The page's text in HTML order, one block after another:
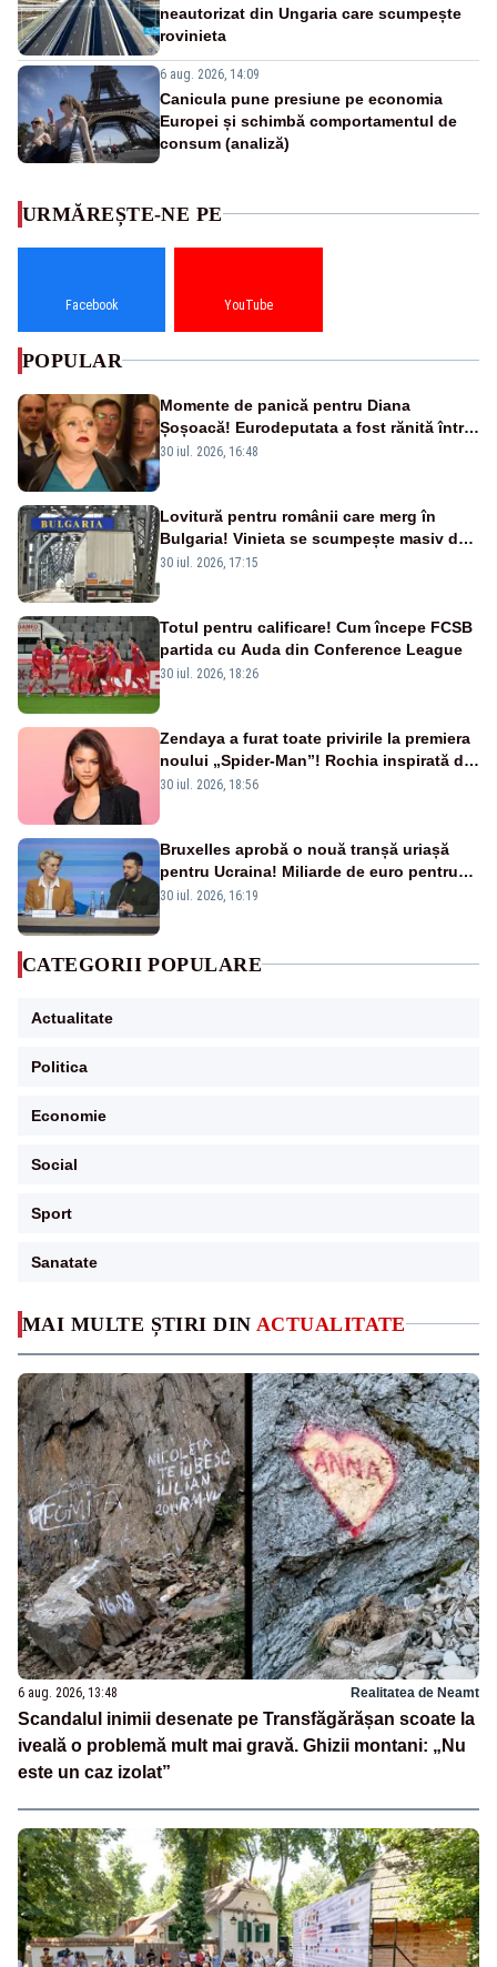
neautorizat din Ungaria care scumpește
rovinieta
6 aug. 2026, 14:09
Canicula pune presiune pe economia
Europei și schimbă comportamentul de
consum (analiză)
MAI MULTE ȘTIRI DIN ACTUALITATE
6 aug. 2026, 13:48 Realitatea de Neamt
Scandalul inimii desenate pe Transfăgărășan scoate la
iveală o problemă mult mai gravă. Ghizii montani: „Nu
este un caz izolat”
URMĂREȘTE-NE PE
Facebook YouTube
POPULAR
Momente de panică pentru Diana
Șoșoacă! Eurodeputata a fost rănită într-
un accident rutier
30 iul. 2026, 16:48
Lovitură pentru românii care merg în
Bulgaria! Vinieta se scumpește masiv de
la 1 august
30 iul. 2026, 17:15
Totul pentru calificare! Cum începe FCSB
partida cu Auda din Conference League
30 iul. 2026, 18:26
Zendaya a furat toate privirile la premiera
noului „Spider-Man”! Rochia inspirată de
pânza de păianjen a făcut senzație
30 iul. 2026, 18:56
Bruxelles aprobă o nouă tranșă uriașă
pentru Ucraina! Miliarde de euro pentru
armament și apărare
30 iul. 2026, 16:19
CATEGORII POPULARE
Actualitate
Politica
Economie
Social
Sport
Sanatate